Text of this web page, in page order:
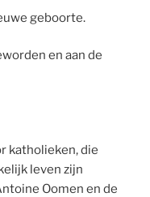
geboorte.
en aan de
katholieken, die
leven zijn
Oomen en de